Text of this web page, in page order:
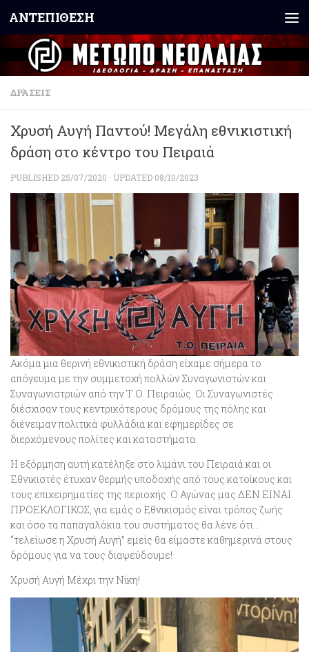
Skip to content
ΑΝΤΕΠΙΘΕΣΗ
ΔΡΆΣΕΙΣ
Χρυσή Αυγή Παντού! Μεγάλη εθνικιστική
δράση στο κέντρο του Πειραιά
PUBLISHED 25/07/2020 · UPDATED 08/10/2023
Ακόμα μια θερινή εθνικιστική δράση είχαμε σήμερα το
απόγευμα με την συμμετοχή πολλών Συναγωνιστών και
Συναγωνιστριών από την Τ.Ο. Πειραιώς. Οι Συναγωνιστές
διέσχισαν τους κεντρικότερους δρόμους της πόλης και
διένειμαν πολιτικά φυλλάδια και εφημερίδες σε
διερχόμενους πολίτες και καταστήματα.
Η εξόρμηση αυτή κατέληξε στο λιμάνι του Πειραιά και οι
Εθνικιστές έτυχαν θερμής υποδοχής από τους κατοίκους και
τους επιχειρηματίες της περιοχής. Ο Αγώνας μας ΔΕΝ ΕΙΝΑΙ
ΠΡΟΕΚΛΟΓΙΚΟΣ, για εμάς ο Εθνικισμός είναι τρόπος ζωής
και όσο τα παπαγαλάκια του συστήματος θα λένε ότι…
“τελείωσε η Χρυσή Αυγή” εμείς θα είμαστε καθημερινά στους
δρόμους για να τους διαψεύδουμε!
Χρυσή Αυγή Μέχρι την Νίκη!